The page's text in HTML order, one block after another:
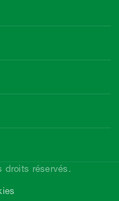
droits réservés.